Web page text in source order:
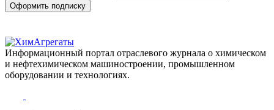
Оформить подписку
Информационный портал отраслевого журнала о химическом
и нефтехимическом машиностроении, промышленном
оборудовании и технологиях.